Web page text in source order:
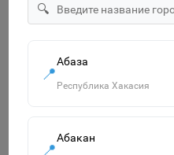
🔍
📍
Абаза
Республика Хакасия
📍
Абакан
10р.